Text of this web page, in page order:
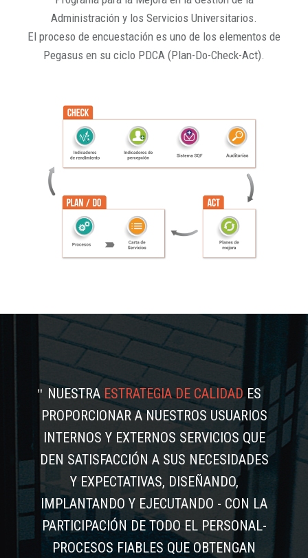
Administración y los Servicios Universitarios.
El proceso de encuestación es uno de los elementos de
Pegasus en su ciclo PDCA (Plan-Do-Check-Act).
NUESTRAESTRATEGIA DE CALIDADES
PROPORCIONAR A NUESTROS USUARIOS
INTERNOS Y EXTERNOS SERVICIOS QUE
DEN SATISFACCIÓN A SUS NECESIDADES
Y EXPECTATIVAS, DISEÑANDO,
IMPLANTANDO Y EJECUTANDO - CON LA
PARTICIPACIÓN DE TODO EL PERSONAL-
PROCESOS FIABLES QUE OBTENGAN